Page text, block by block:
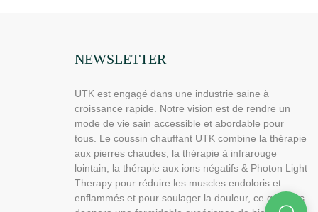
NEWSLETTER
UTK est engagé dans une industrie saine à
croissance rapide. Notre vision est de rendre un
mode de vie sain accessible et abordable pour
tous. Le coussin chauffant UTK combine la thérapie
aux pierres chaudes, la thérapie à infrarouge
lointain, la thérapie aux ions négatifs & Photon Light
Therapy pour réduire les muscles endoloris et
enflammés et pour soulager la douleur, ce qui vous